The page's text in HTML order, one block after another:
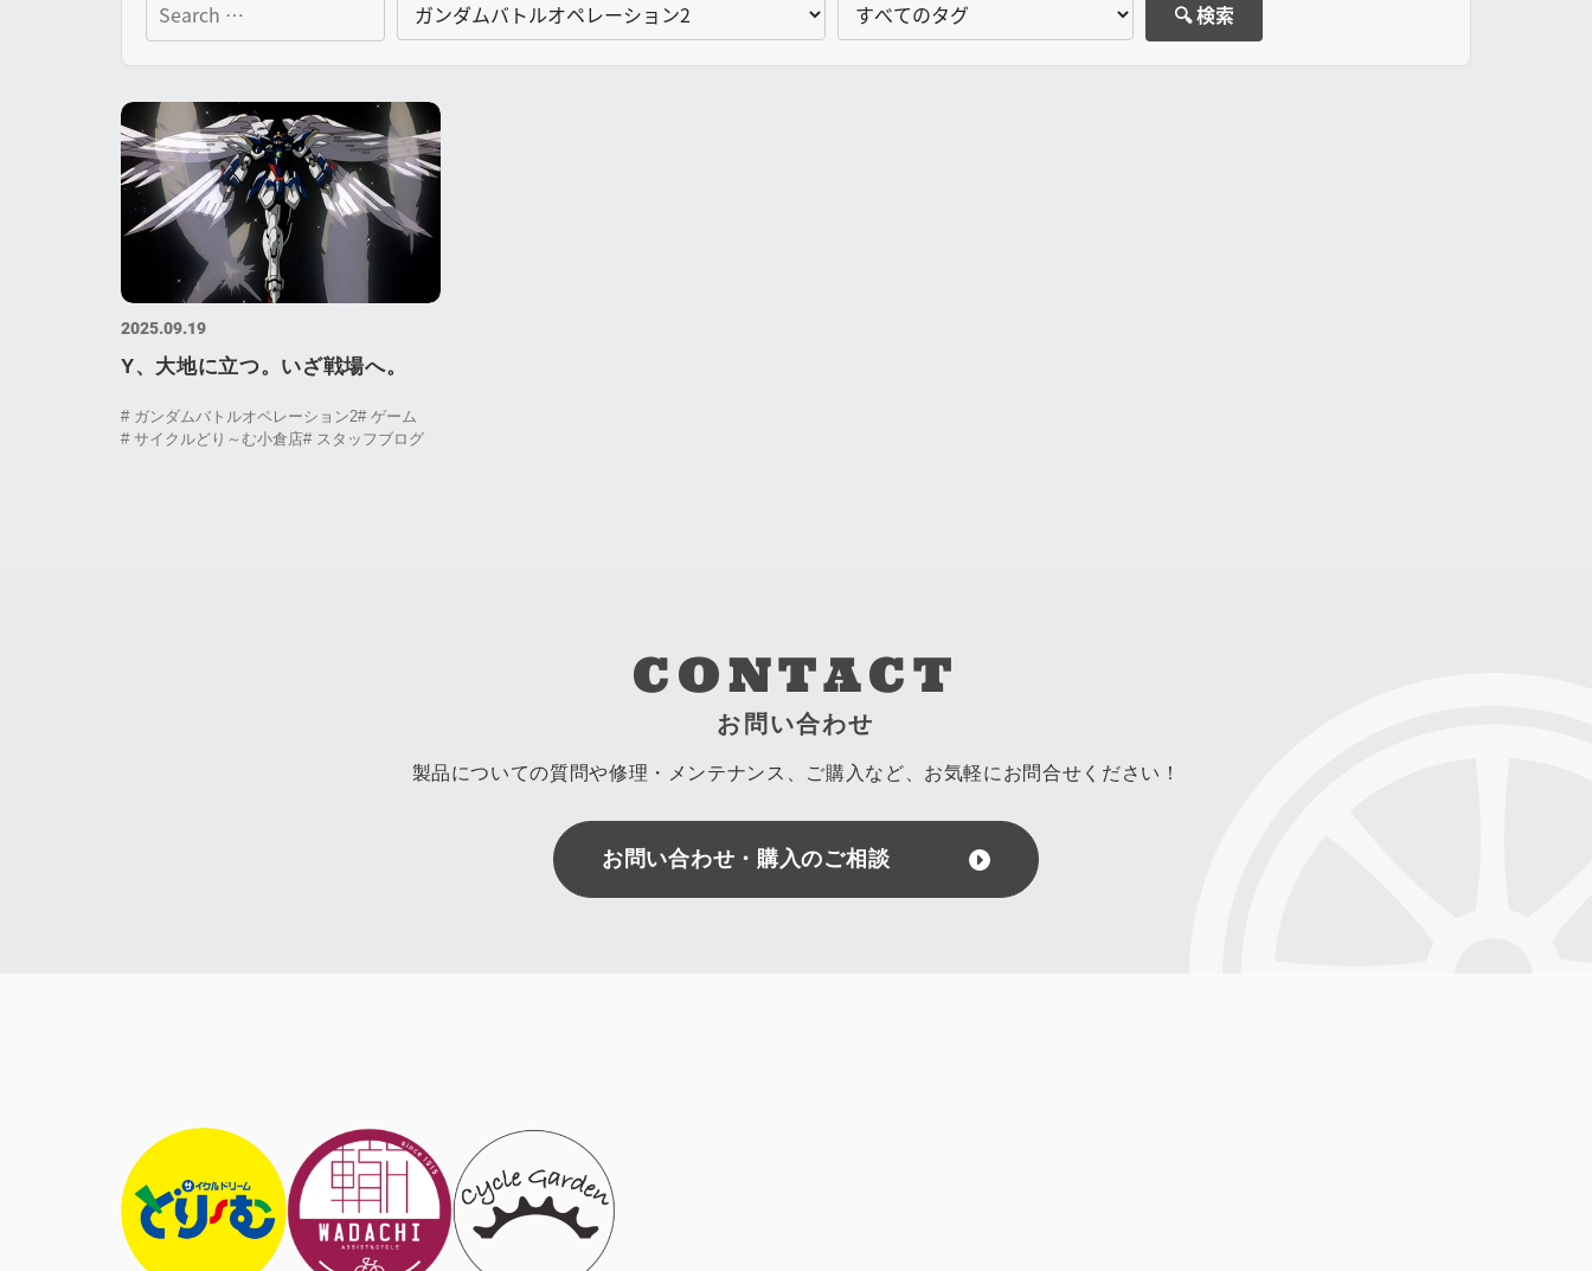
2025.09.19
Y、大地に立つ。いざ戦場へ。
# ガンダムバトルオペレーション2# ゲーム
# サイクルどり～む小倉店# スタッフブログ
CONTACT
お問い合わせ
製品についての質問や修理・メンテナンス、ご購入など、 お気軽にお問合せください！
お問い合わせ・購入のご相談